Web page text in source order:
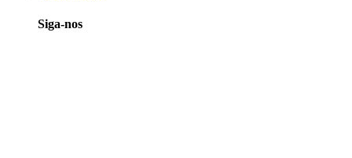
Siga-nos